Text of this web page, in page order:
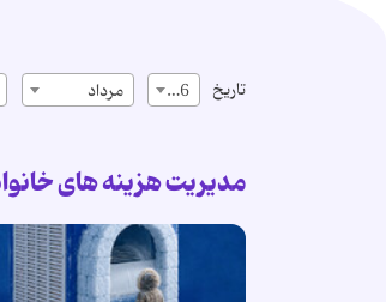
تاریخ 16 مرداد
مدیریت هزینه های